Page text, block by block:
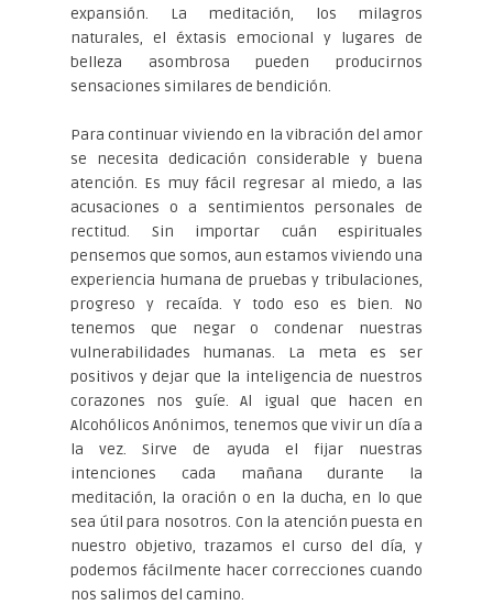
expansión. La meditación, los milagros
naturales, el éxtasis emocional y lugares de
belleza asombrosa pueden producirnos
sensaciones similares de bendición.
Para continuar viviendo en la vibración del amor
se necesita dedicación considerable y buena
atención. Es muy fácil regresar al miedo, a las
acusaciones o a sentimientos personales de
rectitud. Sin importar cuán espirituales
pensemos que somos, aun estamos viviendo una
experiencia humana de pruebas y tribulaciones,
progreso y recaída. Y todo eso es bien. No
tenemos que negar o condenar nuestras
vulnerabilidades humanas. La meta es ser
positivos y dejar que la inteligencia de nuestros
corazones nos guíe. Al igual que hacen en
Alcohólicos Anónimos, tenemos que vivir un día a
la vez. Sirve de ayuda el fijar nuestras
intenciones cada mañana durante la
meditación, la oración o en la ducha, en lo que
sea útil para nosotros. Con la atención puesta en
nuestro objetivo, trazamos el curso del día, y
podemos fácilmente hacer correcciones cuando
nos salimos del camino.